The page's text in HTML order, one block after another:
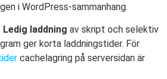
i WordPress-sammanhang.
Ledig laddning av skript och selektiv
ger korta laddningstider. För
cachelagring på serversidan är